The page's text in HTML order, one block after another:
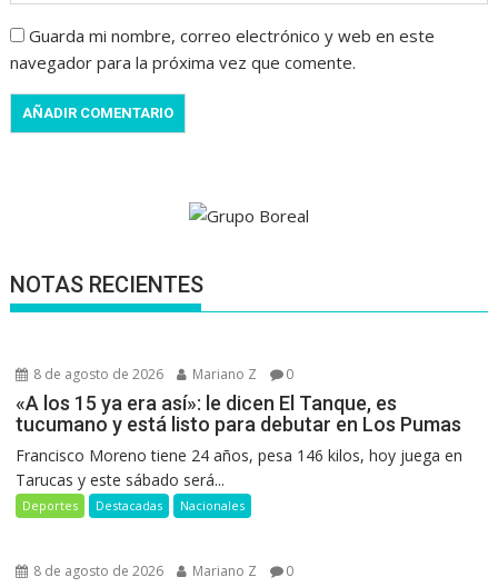
Guarda mi nombre, correo electrónico y web en este
navegador para la próxima vez que comente.
NOTAS RECIENTES
8 de agosto de 2026 Mariano Z 0
«A los 15 ya era así»: le dicen El Tanque, es
tucumano y está listo para debutar en Los Pumas
Francisco Moreno tiene 24 años, pesa 146 kilos, hoy juega en
Tarucas y este sábado será...
Deportes Destacadas Nacionales
8 de agosto de 2026 Mariano Z 0